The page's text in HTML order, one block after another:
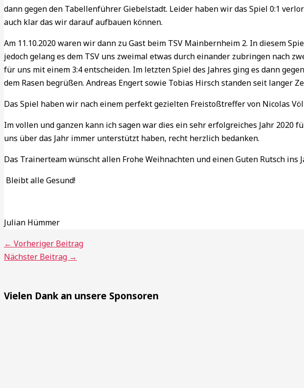
dann gegen den Tabellenführer Giebelstadt. Leider haben wir das Spiel 0:1
auch klar das wir darauf aufbauen können.
Am 11.10.2020 waren wir dann zu Gast beim TSV Mainbernheim 2. In diesem
jedoch gelang es dem TSV uns zweimal etwas durch einander zubringen nach
für uns mit einem 3:4 entscheiden. Im letzten Spiel des Jahres ging es dann
dem Rasen begrüßen. Andreas Engert sowie Tobias Hirsch standen seit langer
Das Spiel haben wir nach einem perfekt gezielten Freistoßtreffer von Nicolas
Im vollen und ganzen kann ich sagen war dies ein sehr erfolgreiches Jahr
uns über das Jahr immer unterstützt haben, recht herzlich bedanken.
Das Trainerteam wünscht allen Frohe Weihnachten und einen Guten Rutsch ins
Bleibt alle Gesund!
Julian Hümmer
← Vorheriger Beitrag
Nächster Beitrag →
Vielen Dank an unsere Sponsoren